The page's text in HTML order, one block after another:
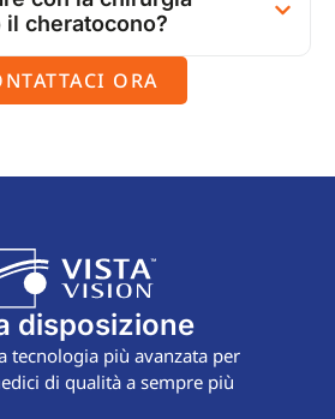
cheratocono?
ORA
disposizione
tecnologia più avanzata per
di qualità a sempre più